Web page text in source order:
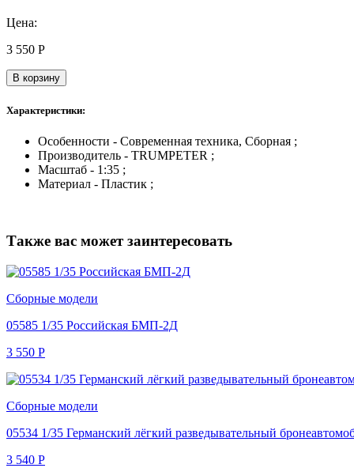
Цена:
3 550 Р
В корзину
Характеристики:
Особенности - Современная техника, Сборная ;
Производитель - TRUMPETER ;
Масштаб - 1:35 ;
Материал - Пластик ;
Также вас может заинтересовать
Сборные модели
05585 1/35 Российская БМП-2Д
3 550 Р
Сборные модели
05534 1/35 Германский лёгкий разведывательный
3 540 Р